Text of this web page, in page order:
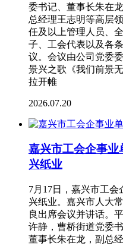
委书记、董事长朱在
总经理王志明等高层
任及以上管理人员、
子、工会代表以及各
议。会议由公司党委
景兴之歌《我们前景
拉开帷
2026.07.20
嘉兴市工会企事业
兴纸业
7月17日，嘉兴市工
兴纸业。嘉兴市人大
良出席会议并讲话。
许静，曹桥街道党委
董事长朱在龙，副总